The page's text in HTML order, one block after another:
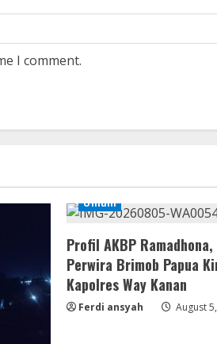
I comment.
Umum
Profil AKBP Ramadhona,
Perwira Brimob Papua
Kapolres Way Kanan
Ferdi ansyah August